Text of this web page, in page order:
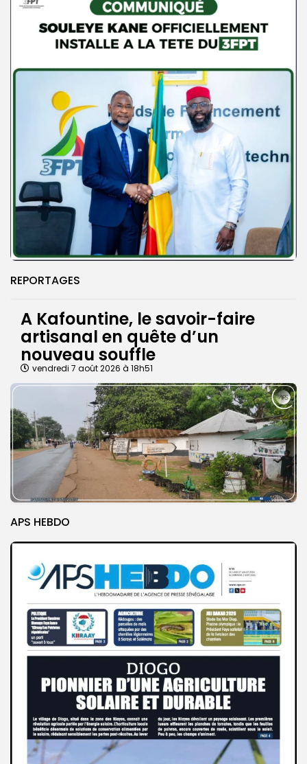
REPORTAGES
A Kafountine, le savoir-faire
artisanal en quête d’un
nouveau souffle
vendredi 7 août 2026 à 18h51
APS HEBDO